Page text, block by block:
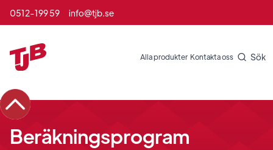
0512-199 59 info@tjb.se
Alla produkter Kontakta oss Sök
Beräkningsprogram